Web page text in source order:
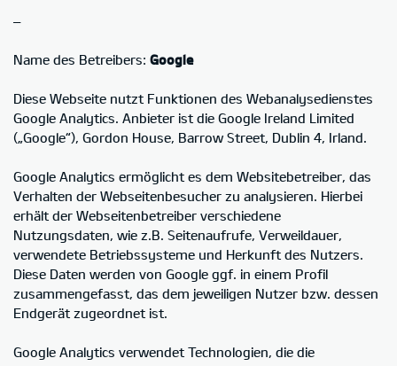
–
Name des Betreibers: Google
Diese Webseite nutzt Funktionen des Webanalysedienstes
Google Analytics. Anbieter ist die Google Ireland Limited
(„Google“), Gordon House, Barrow Street, Dublin 4, Irland.
Google Analytics ermöglicht es dem Websitebetreiber, das
Verhalten der Webseitenbesucher zu analysieren. Hierbei
erhält der Webseitenbetreiber verschiedene
Nutzungsdaten, wie z.B. Seitenaufrufe, Verweildauer,
verwendete Betriebssysteme und Herkunft des Nutzers.
Diese Daten werden von Google ggf. in einem Profil
zusammengefasst, das dem jeweiligen Nutzer bzw. dessen
Endgerät zugeordnet ist.
Google Analytics verwendet Technologien, die die